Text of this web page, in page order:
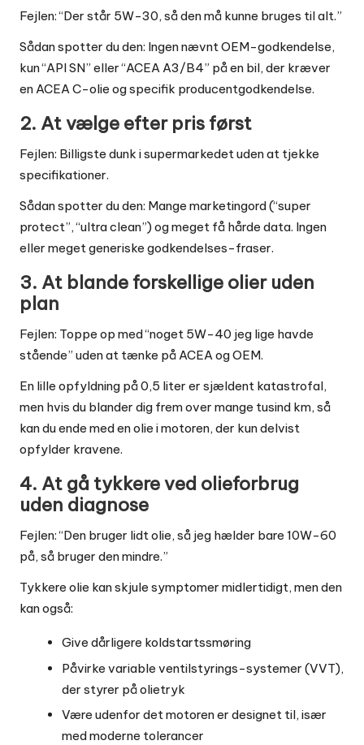
Fejlen: “Der står 5W-30, så den må kunne bruges til alt.”
Sådan spotter du den: Ingen nævnt OEM-godkendelse,
kun “API SN” eller “ACEA A3/B4” på en bil, der kræver
en ACEA C-olie og specifik producentgodkendelse.
2. At vælge efter pris først
Fejlen: Billigste dunk i supermarkedet uden at tjekke
specifikationer.
Sådan spotter du den: Mange marketingord (“super
protect”, “ultra clean”) og meget få hårde data. Ingen
eller meget generiske godkendelses-fraser.
3. At blande forskellige olier uden
plan
Fejlen: Toppe op med “noget 5W-40 jeg lige havde
stående” uden at tænke på ACEA og OEM.
En lille opfyldning på 0,5 liter er sjældent katastrofal,
men hvis du blander dig frem over mange tusind km, så
kan du ende med en olie i motoren, der kun delvist
opfylder kravene.
4. At gå tykkere ved olieforbrug
uden diagnose
Fejlen: “Den bruger lidt olie, så jeg hælder bare 10W-60
på, så bruger den mindre.”
Tykkere olie kan skjule symptomer midlertidigt, men den
kan også:
Give dårligere koldstartssmøring
Påvirke variable ventilstyrings-systemer (VVT),
der styrer på olietryk
Være udenfor det motoren er designet til, især
med moderne tolerancer